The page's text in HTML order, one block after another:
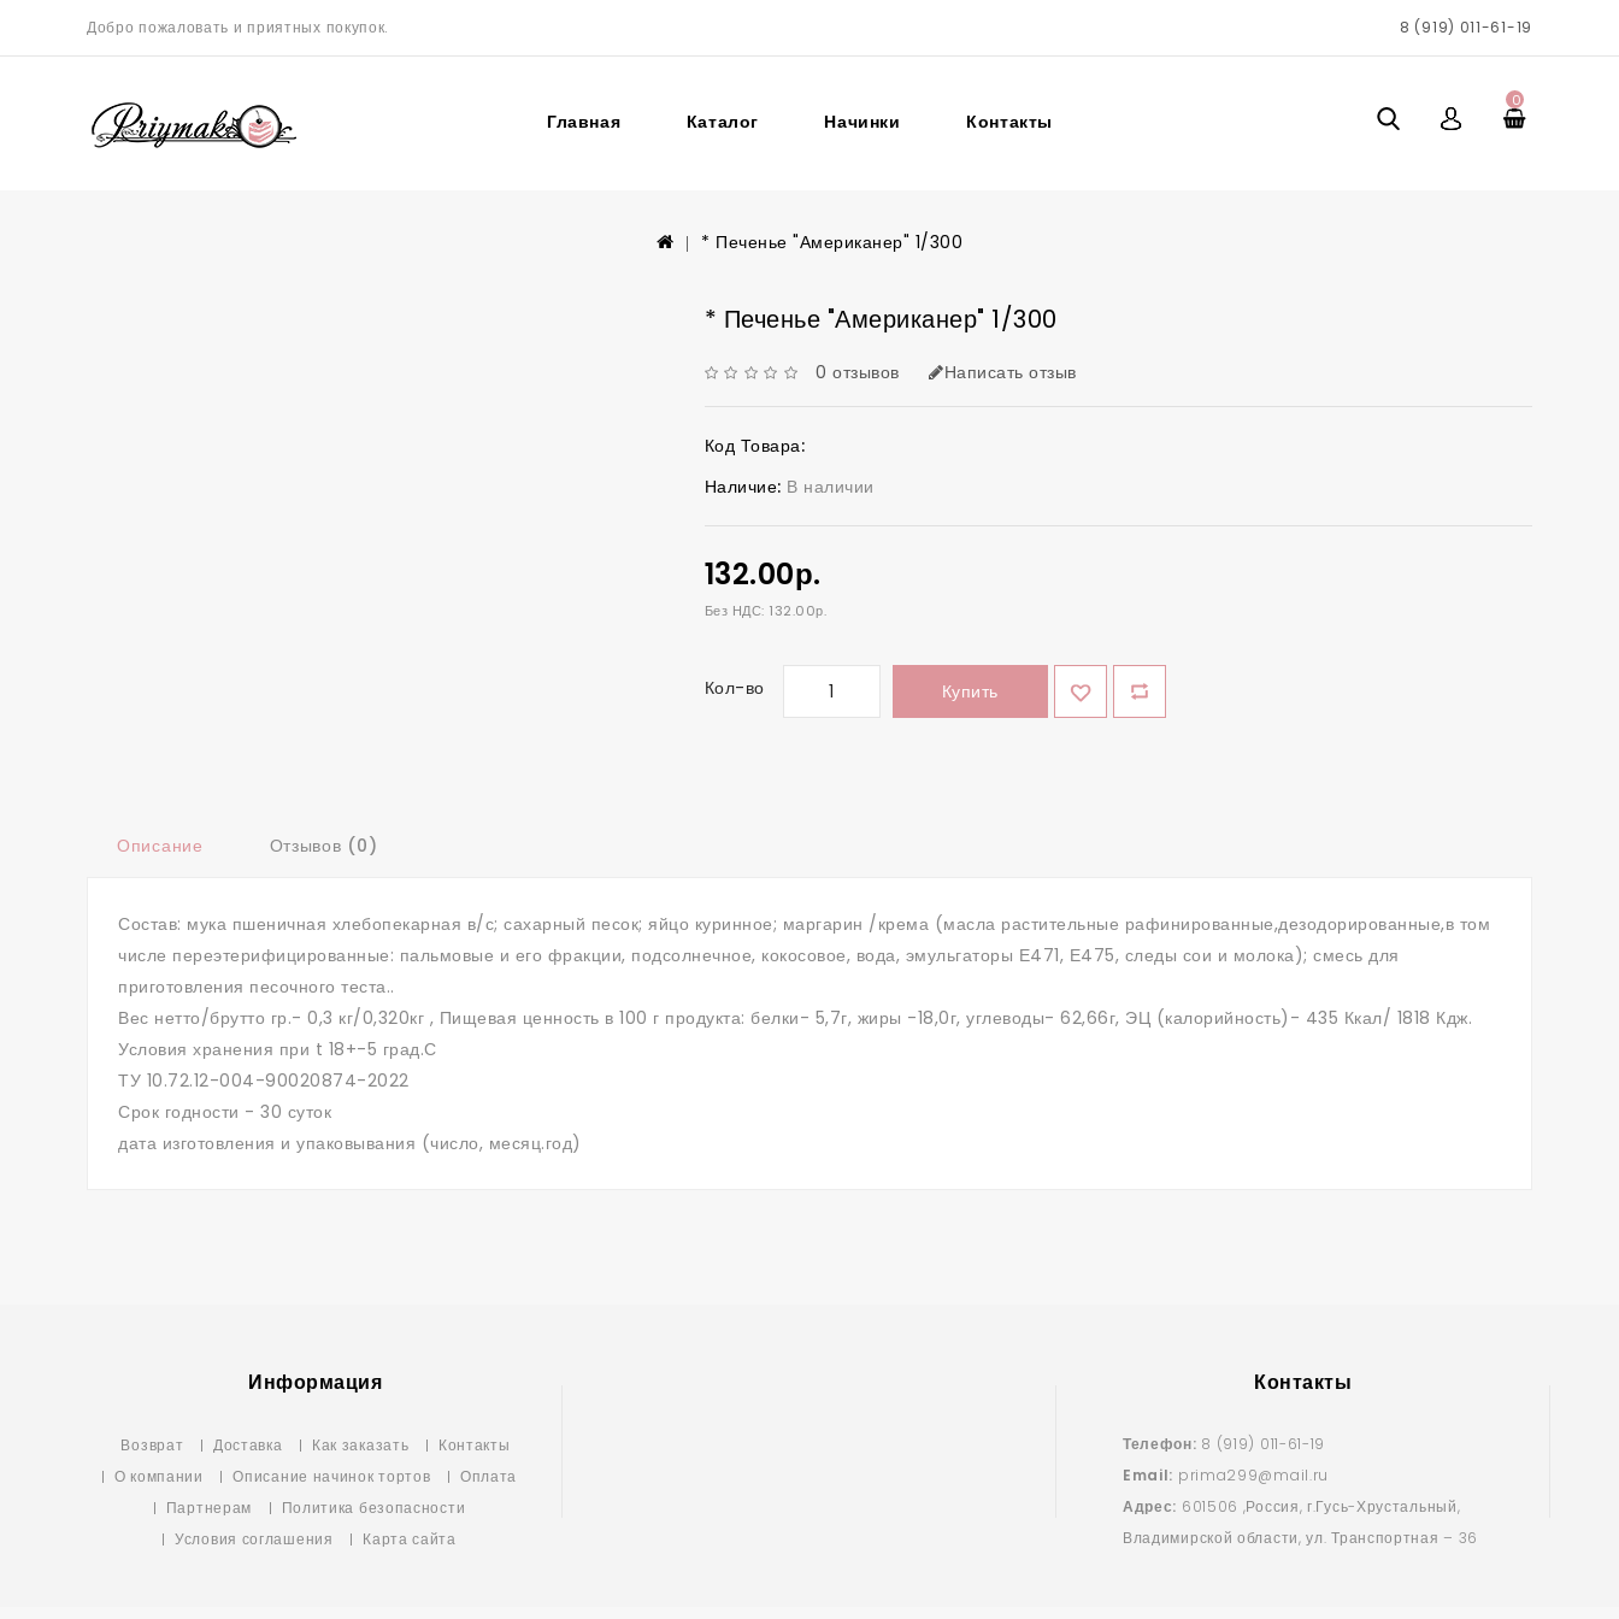
Добро пожаловать и приятных покупок. 8 (919) 011-61-19
0
Главная Каталог Начинки Контакты
* Печенье "Американер" 1/300
* Печенье "Американер" 1/300
0 отзывов Написать отзыв
Код Товара:
Наличие: В наличии
132.00р.
Без НДС: 132.00р.
Кол-во Купить
Описание Отзывов (0)
Состав: мука пшеничная хлебопекарная в/с; сахарный песок; яйцо куринное; маргарин /крема (масла растительные рафинированные,дезодорированные,в том
числе переэтерифицированные: пальмовые и его фракции, подсолнечное, кокосовое, вода, эмульгаторы Е471, Е475, следы сои и молока); смесь для
приготовления песочного теста..
Вес нетто/брутто гр.- 0,3 кг/0,320кг , Пищевая ценность в 100 г продукта: белки- 5,7г, жиры -18,0г, углеводы- 62,66г, ЭЦ (калорийность)- 435 Ккал/ 1818 Кдж.
Условия хранения при t 18+-5 град.С
ТУ 10.72.12-004-90020874-2022
Срок годности - 30 суток
дата изготовления и упаковывания (число, месяц.год)
Информация
Возврат Доставка Как заказать
Контакты
О компании
Описание начинок тортов
Оплата
Партнерам
Политика безопасности
Условия соглашения
Карта сайта
Контакты
Телефон: 8 (919) 011-61-19
Email: prima299@mail.ru
Адрес: 601506 ,Россия, г.Гусь-Хрустальный,
Владимирской области, ул. Транспортная – 36